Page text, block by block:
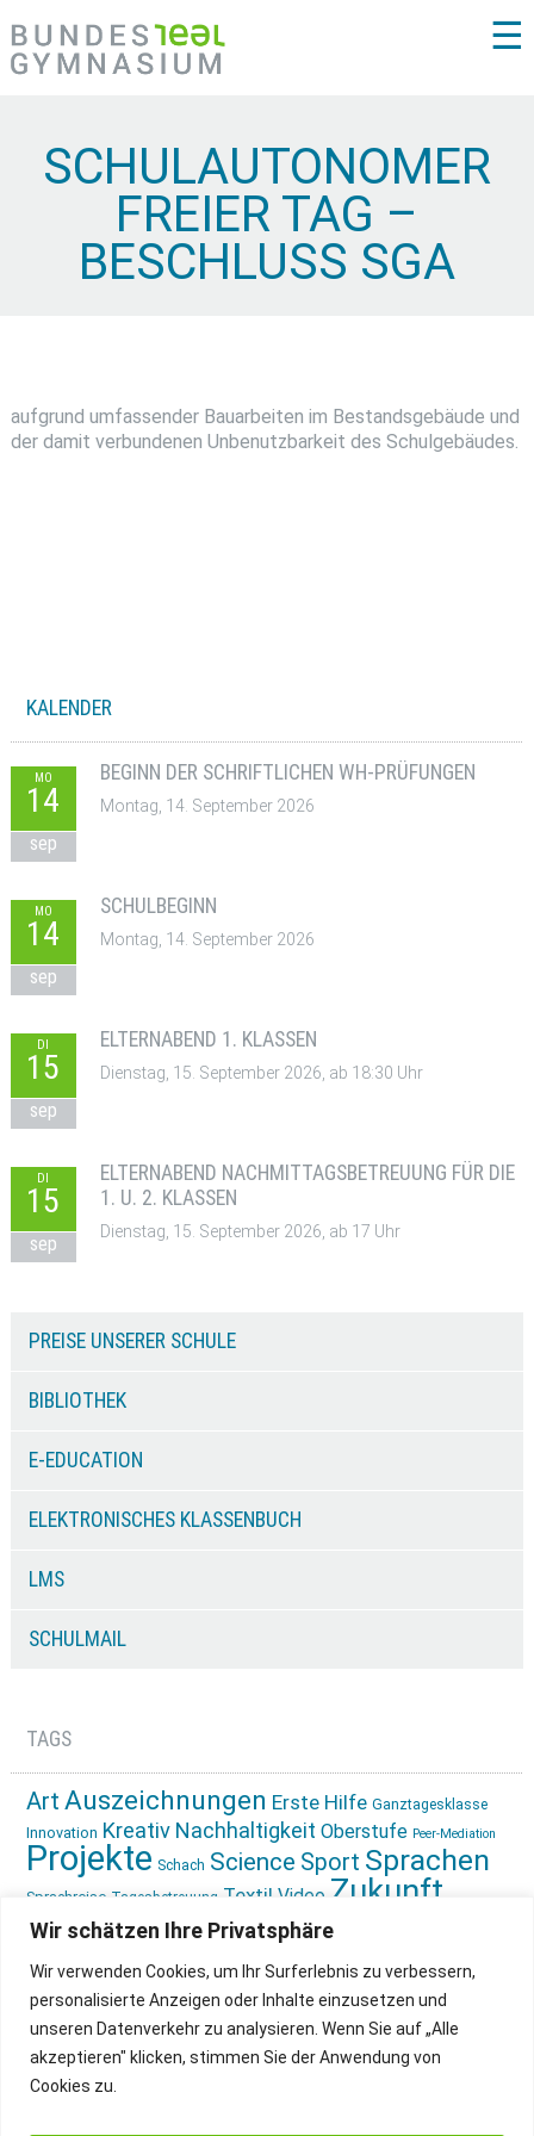
Wir schätzen Ihre Privatsphäre
Wir verwenden Cookies, um Ihr Surferlebnis zu verbessern,
personalisierte Anzeigen oder Inhalte einzusetzen und
unseren Datenverkehr zu analysieren. Wenn Sie auf „Alle
akzeptieren" klicken, stimmen Sie der Anwendung von
Cookies zu.
☰
SCHULAUTONOMER
FREIER TAG –
BESCHLUSS SGA
aufgrund umfassender Bauarbeiten im Bestandsgebäude und
der damit verbundenen Unbenutzbarkeit des Schulgebäudes.
KALENDER
MO
14
sep
BEGINN DER SCHRIFTLICHEN WH-PRÜFUNGEN
Montag, 14. September 2026
MO
14
sep
SCHULBEGINN
Montag, 14. September 2026
DI
15
sep
ELTERNABEND 1. KLASSEN
Dienstag, 15. September 2026, ab 18:30 Uhr
DI
15
sep
ELTERNABEND NACHMITTAGSBETREUUNG FÜR DIE
1. U. 2. KLASSEN
Dienstag, 15. September 2026, ab 17 Uhr
PREISE UNSERER SCHULE
BIBLIOTHEK
E-EDUCATION
ELEKTRONISCHES KLASSENBUCH
LMS
SCHULMAIL
TAGS
Art Auszeichnungen Erste Hilfe Ganztagesklasse
Innovation Kreativ Nachhaltigkeit Oberstufe Peer-Mediation
Projekte Schach Science Sport Sprachen
Sprachreise Tagesbetreuung Textil Video Zukunft
gestalten Ökologie
IMPRESSUM